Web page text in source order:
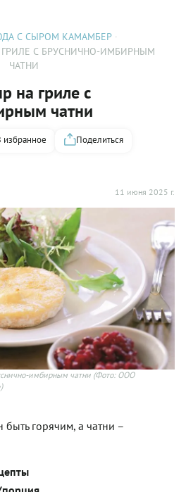
С СЫРОМ КАМАМБЕР
С БРУСНИЧНО-ИМБИРНЫМ
ЧАТНИ
на гриле с
чатни
11 июня 2025 г.
избранное
Поделиться
имбирным чатни (Фото: ООО
горячим, а чатни –